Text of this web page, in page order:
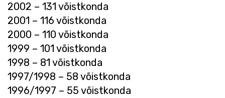
2002 – 131 võistkonda
2001 – 116 võistkonda
2000 – 110 võistkonda
1999 – 101 võistkonda
1998 – 81 võistkonda
1997/1998 – 58 võistkonda
1996/1997 – 55 võistkonda